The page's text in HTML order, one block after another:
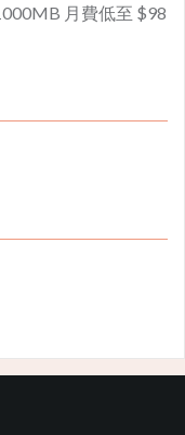
月費低至 $98